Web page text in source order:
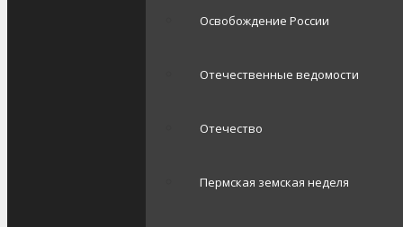
Освобождение России
Отечественные ведомости
Отечество
Пермская земская неделя